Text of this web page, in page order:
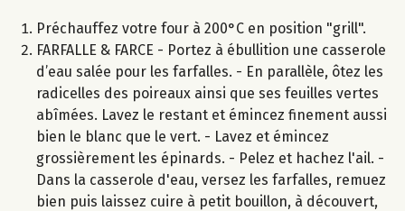
Préchauffez votre four à 200°C en position "grill".
FARFALLE & FARCE - Portez à ébullition une casserole
d’eau salée pour les farfalles. - En parallèle, ôtez les
radicelles des poireaux ainsi que ses feuilles vertes
abîmées. Lavez le restant et émincez finement aussi
bien le blanc que le vert. - Lavez et émincez
grossièrement les épinards. - Pelez et hachez l'ail. -
Dans la casserole d'eau, versez les farfalles, remuez
bien puis laissez cuire à petit bouillon, à découvert,